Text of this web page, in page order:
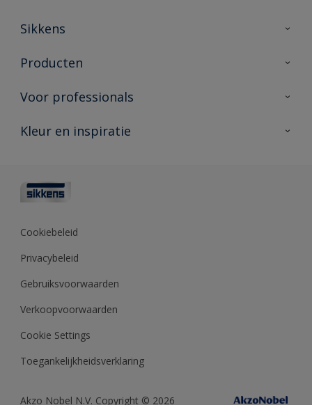
Sikkens
Over Sikkens
Duurzaamheid
Producten
Producten voor binnen
Vind je verkooppunt
Voor professionals
Advies & service
Polyfilla Pro
Sikkens Center
Kleur en inspiratie
Kleurtesters
Kleurcollecties
Kennisbank
Cookiebeleid
Privacybeleid
Gebruiksvoorwaarden
Verkoopvoorwaarden
Cookie Settings
Toegankelijkheidsverklaring
Akzo Nobel N.V. Copyright © 2026